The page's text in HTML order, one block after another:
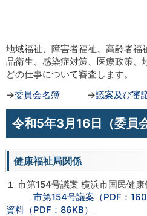
地域福祉、障害者福祉、高齢者福
品衛生、感染症対策、医療政策、
どの仕事について審査します。
→委員会名簿 →議案及び審
令和5年3月16日（委員会
健康福祉局関係
１ 市第154号議案 横浜市国民健
市第154号議案（PDF：
資料（PDF：86KB）